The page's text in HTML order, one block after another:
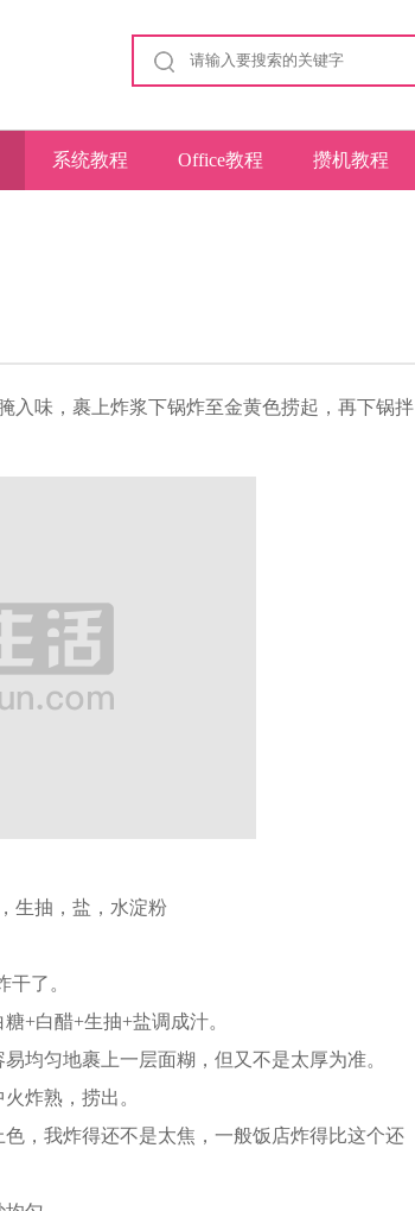
系统教程 Office教程 攒机教程
入味，裹上炸浆下锅炸至金黄色捞起，再下锅拌
，生抽，盐，水淀粉
了。
+白醋+生抽+盐调成汁。
匀地裹上一层面糊，但又不是太厚为准。
炸熟，捞出。
，我炸得还不是太焦，一般饭店炸得比这个还